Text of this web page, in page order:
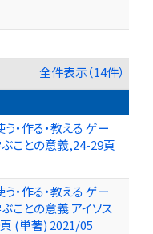
全件表示（14件）
・作る・教える ゲー
ことの意義,24-29頁
・作る・教える ゲー
ことの意義 アイソス
(単著) 2021/05